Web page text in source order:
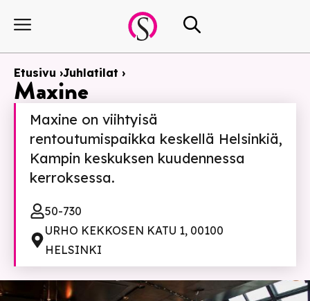
Etusivu ›Juhlatilat ›
Maxine
Maxine on viihtyisä
rentoutumispaikka keskellä Helsinkiä,
Kampin keskuksen kuudennessa
kerroksessa.
50-730
URHO KEKKOSEN KATU 1, 00100
HELSINKI